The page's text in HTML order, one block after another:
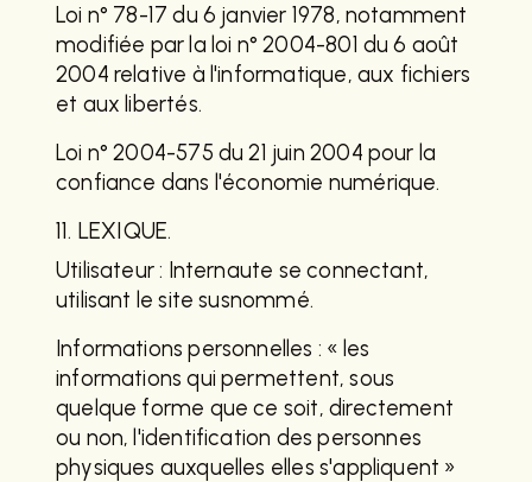
Loi n° 78-17 du 6 janvier 1978, notamment
modifiée par la loi n° 2004-801 du 6 août
2004 relative à l'informatique, aux fichiers
et aux libertés.
Loi n° 2004-575 du 21 juin 2004 pour la
confiance dans l'économie numérique.
11. LEXIQUE.
Utilisateur : Internaute se connectant,
utilisant le site susnommé.
Informations personnelles : « les
informations qui permettent, sous
quelque forme que ce soit, directement
ou non, l'identification des personnes
physiques auxquelles elles s'appliquent »